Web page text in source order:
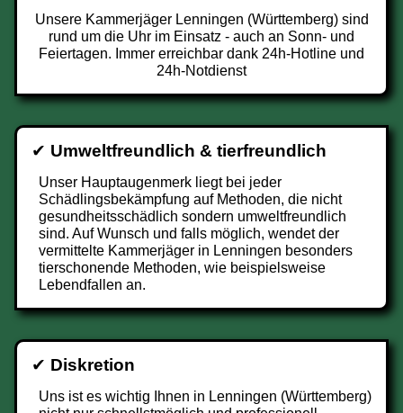
Unsere Kammerjäger Lenningen (Württemberg) sind
rund um die Uhr im Einsatz - auch an Sonn- und
Feiertagen. Immer erreichbar dank 24h-Hotline und
24h-Notdienst
✔ Umweltfreundlich & tierfreundlich
Unser Hauptaugenmerk liegt bei jeder
Schädlingsbekämpfung auf Methoden, die nicht
gesundheitsschädlich sondern umweltfreundlich
sind. Auf Wunsch und falls möglich, wendet der
vermittelte Kammerjäger in Lenningen besonders
tierschonende Methoden, wie beispielsweise
Lebendfallen an.
✔ Diskretion
Uns ist es wichtig Ihnen in Lenningen (Württemberg)